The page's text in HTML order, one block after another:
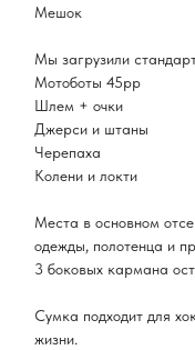
Мешок
Мы загрузили
Мотоботы 45рр
Шлем + очки
Джерси и штаны
Черепаха
Колени и локти
Места в основном
одежды, полотенца и
3 боковых кармана
Сумка подходит для
жизни.